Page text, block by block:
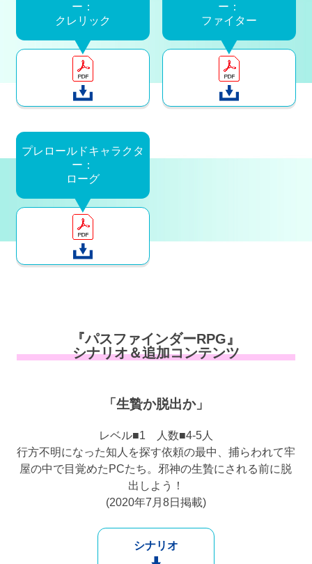
ー：
クレリック
ー：
ファイター
プレロールドキャラクタ
ー：
ローグ
『パスファインダーRPG』
シナリオ＆追加コンテンツ
「生贄か脱出か」
レベル■1 人数■4-5人
行方不明になった知人を探す依頼の最中、捕らわれて牢
屋の中で目覚めたPCたち。邪神の生贄にされる前に脱
出しよう！
(2020年7月8日掲載)
シナリオ